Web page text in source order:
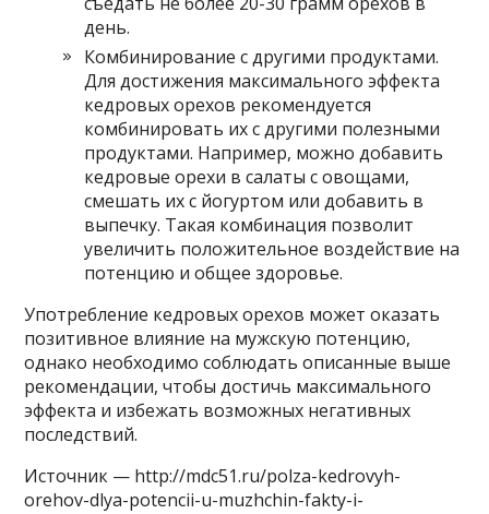
день.
Комбинирование с другими продуктами.
Для достижения максимального эффекта
кедровых орехов рекомендуется
комбинировать их с другими полезными
продуктами. Например, можно добавить
кедровые орехи в салаты с овощами,
смешать их с йогуртом или добавить в
выпечку. Такая комбинация позволит
увеличить положительное воздействие на
потенцию и общее здоровье.
Употребление кедровых орехов может оказать
позитивное влияние на мужскую потенцию,
однако необходимо соблюдать описанные выше
рекомендации, чтобы достичь максимального
эффекта и избежать возможных негативных
последствий.
Источник — http://mdc51.ru/polza-kedrovyh-
orehov-dlya-potencii-u-muzhchin-fakty-i-